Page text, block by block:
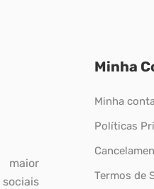
maior
Minha
Minha
Políticas
Termos de